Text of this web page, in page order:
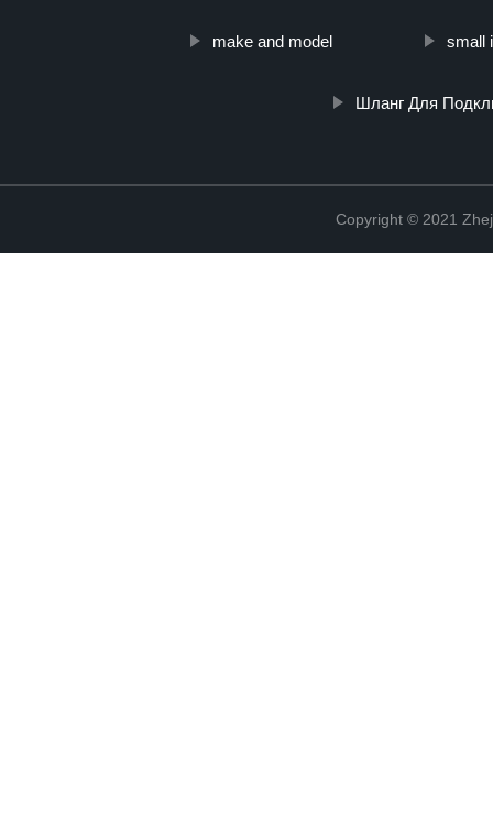
make and model small
Шланг Для
Copyright © 2021